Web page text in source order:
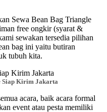
Sewa Bean Bag Triangle
free ongkir (syarat &
sewakan tersedia pilihan
bag ini yaitu butiran
tubuh kita.
Siap Kirim Jakarta
acara, baik acara formal
event atau pesta memiliki